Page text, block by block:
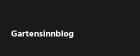
Gartensinnblog